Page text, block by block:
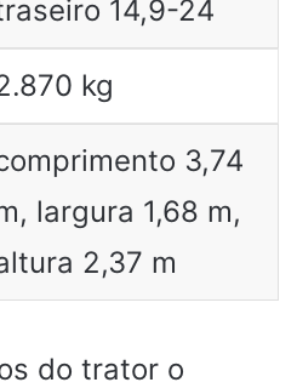
14,9-24
kg
3,74
largura 1,68 m,
2,37 m
do trator o